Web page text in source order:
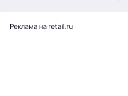
Реклама на retail.ru